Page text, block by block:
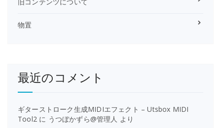
物置
最近のコメント
ギターストローク生成MIDIエフェクト – Utsbox MIDI
Tool2 に うつぼかずら@管理人 より